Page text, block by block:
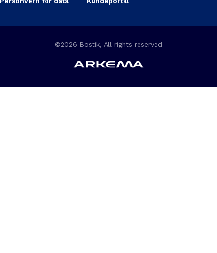
©2026 Bostik, All rights reserved